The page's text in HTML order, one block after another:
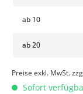
ab 10
ab20
Preise exkl. MwSt.
Sofort